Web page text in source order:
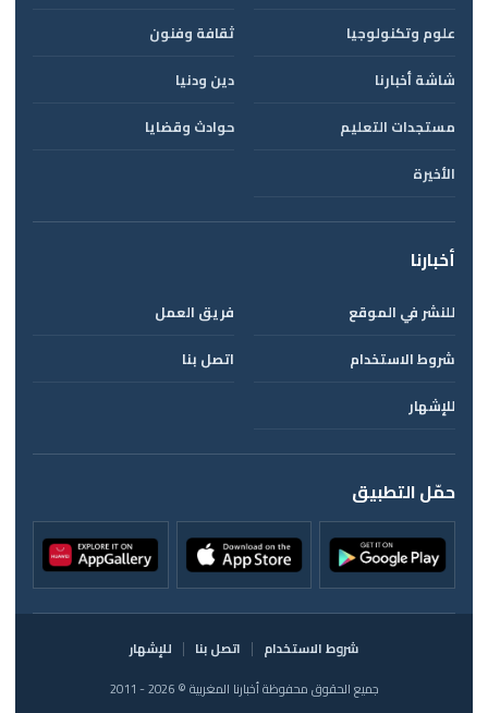
علوم وتكنولوجيا
ثقافة وفنون
شاشة أخبارنا
دين ودنيا
مستجدات التعليم
حوادث وقضايا
الأخيرة
أخبارنا
للنشر في الموقع
فريق العمل
شروط الاستخدام
اتصل بنا
للإشهار
حمّل التطبيق
شروط الاستخدام اتصل بنا
للإشهار
جميع الحقوق محفوظة أخبارنا المغربية © 2026 - 2011